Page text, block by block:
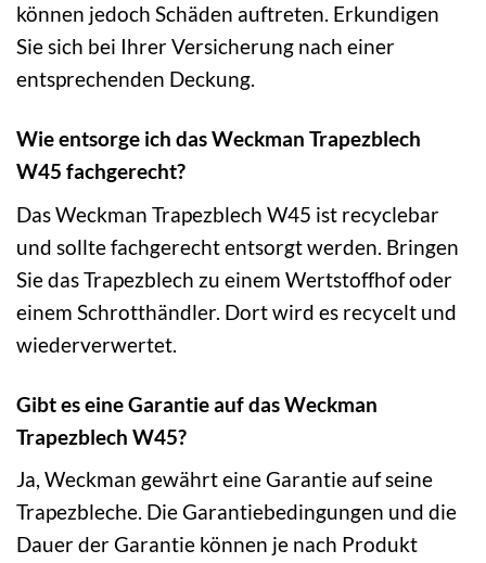
können jedoch Schäden auftreten. Erkundigen
Sie sich bei Ihrer Versicherung nach einer
entsprechenden Deckung.
Wie entsorge ich das Weckman Trapezblech
W45 fachgerecht?
Das Weckman Trapezblech W45 ist recyclebar
und sollte fachgerecht entsorgt werden. Bringen
Sie das Trapezblech zu einem Wertstoffhof oder
einem Schrotthändler. Dort wird es recycelt und
wiederverwertet.
Gibt es eine Garantie auf das Weckman
Trapezblech W45?
Ja, Weckman gewährt eine Garantie auf seine
Trapezbleche. Die Garantiebedingungen und die
Dauer der Garantie können je nach Produkt